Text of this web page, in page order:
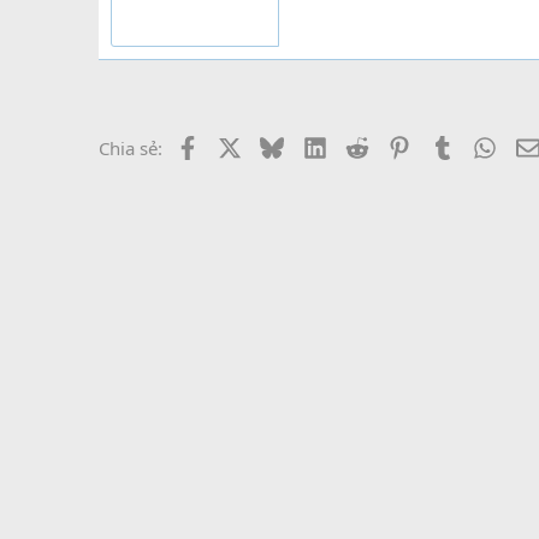
Chia sẻ: Facebook BlueskyLinkedIn
Reddit PinterestTumblr